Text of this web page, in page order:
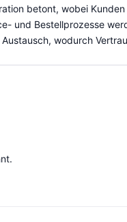
betont, wobei
und Bestellprozesse
wodurch